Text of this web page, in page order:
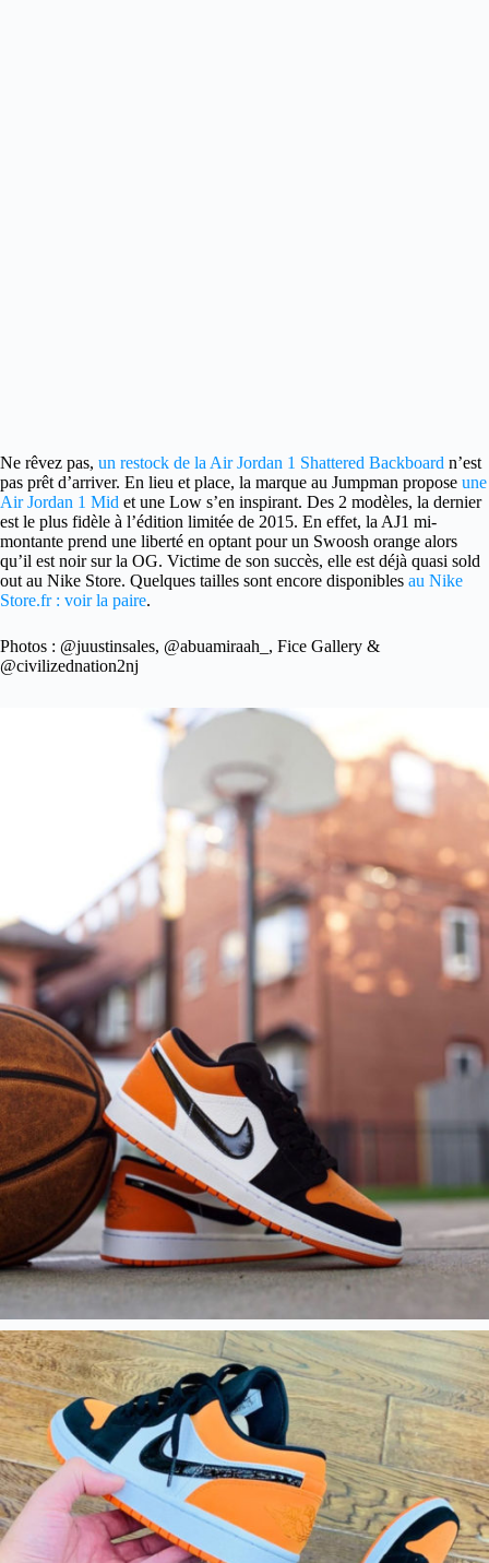
Ne rêvez pas, un restock de la Air Jordan 1 Shattered Backboard n’est
pas prêt d’arriver. En lieu et place, la marque au Jumpman propose une
Air Jordan 1 Mid et une Low s’en inspirant. Des 2 modèles, la dernier
est le plus fidèle à l’édition limitée de 2015. En effet, la AJ1 mi-
montante prend une liberté en optant pour un Swoosh orange alors
qu’il est noir sur la OG. Victime de son succès, elle est déjà quasi sold
out au Nike Store. Quelques tailles sont encore disponibles au Nike
Store.fr : voir la paire.
Photos : @juustinsales, @abuamiraah_, Fice Gallery &
@civilizednation2nj